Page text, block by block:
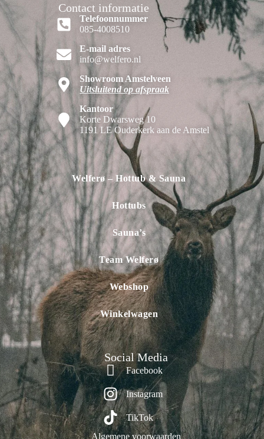
Contact informatie
Telefoonnummer
085-4008510
E-mail adres
info@welfero.nl
Showroom Amstelveen
Uitsluitend op afspraak
Kantoor
Korte Dwarsweg 10
1191 LE Ouderkerk aan de Amstel
Welferø – Hottub & Sauna
Hottubs
Sauna’s
Team Welferø
Webshop
Winkelwagen
Social Media
Facebook
Instagram
TikTok
Algemene voorwaarden